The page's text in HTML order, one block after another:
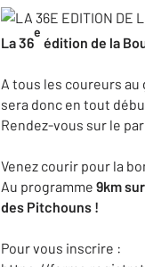
La 36
e
édition de la
A tous les coureurs
sera donc en tout
Rendez-vous sur le
Venez courir pour la
Au programme 9km
des Pitchouns !
Pour vous inscrire :